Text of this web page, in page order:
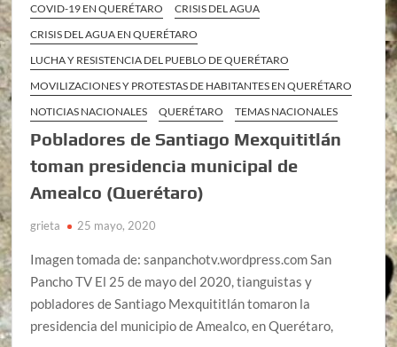
COVID-19 EN QUERÉTARO
CRISIS DEL AGUA
CRISIS DEL AGUA EN QUERÉTARO
LUCHA Y RESISTENCIA DEL PUEBLO DE QUERÉTARO
MOVILIZACIONES Y PROTESTAS DE HABITANTES EN QUERÉTARO
NOTICIAS NACIONALES
QUERÉTARO TEMAS NACIONALES
Pobladores de Santiago Mexquititlán
toman presidencia municipal de
Amealco (Querétaro)
grieta 25 mayo, 2020
Imagen tomada de: sanpanchotv.wordpress.com San
Pancho TV El 25 de mayo del 2020, tianguistas y
pobladores de Santiago Mexquititlán tomaron la
presidencia del municipio de Amealco, en Querétaro,